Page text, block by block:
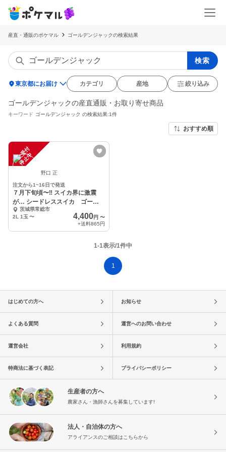
産直・通販のポケマル ゴールデンジャックの検索結果
検索
location_on東京都にお届け カテゴリ 産地 絞り込み
ゴールデンジャックの産直通販・お取り寄せ商品
キーワード ゴールデンジャック の検索結果:1件
おすすめ順
注
文
受
付
停
止
中
野口 正
注文から1~16日で発送
７月下旬頃〜‼️ スイカ界に激震
が… シードレススイカ ゴール
デンジャック
茨城県常総市
2L 1玉 〜 4,400円 〜
+送料865円
1-1表示/1件中
1
はじめての方へ お知らせ
よくある質問 運営へのお問い合わせ
運営会社 利用規約
特商法に基づく表記 プライバシーポリシー
生産者の方へ
農家さん・漁師さんを募集しています!
法人・自治体の方へ
アライアンスのご相談はこちらから